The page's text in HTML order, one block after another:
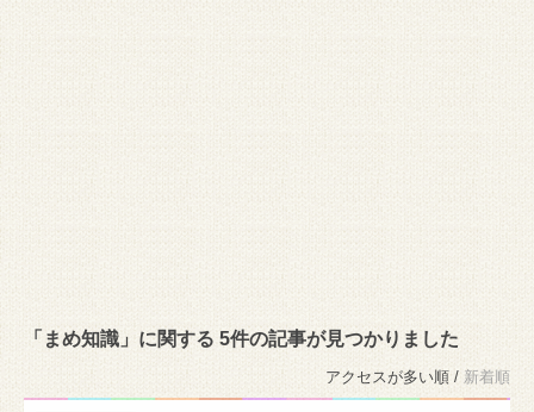
「まめ知識」に関する 5件の記事が見つかりました
アクセスが多い順 / 新着順